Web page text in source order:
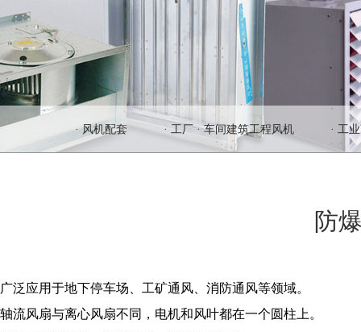
· 风机配套 · 工厂 · 车间建筑工程风机 · 工
防
广泛应用于地下停车场、工矿通风、消防通风等领域。
轴流风扇与离心风扇不同，电机和风叶都在一个圆柱上。